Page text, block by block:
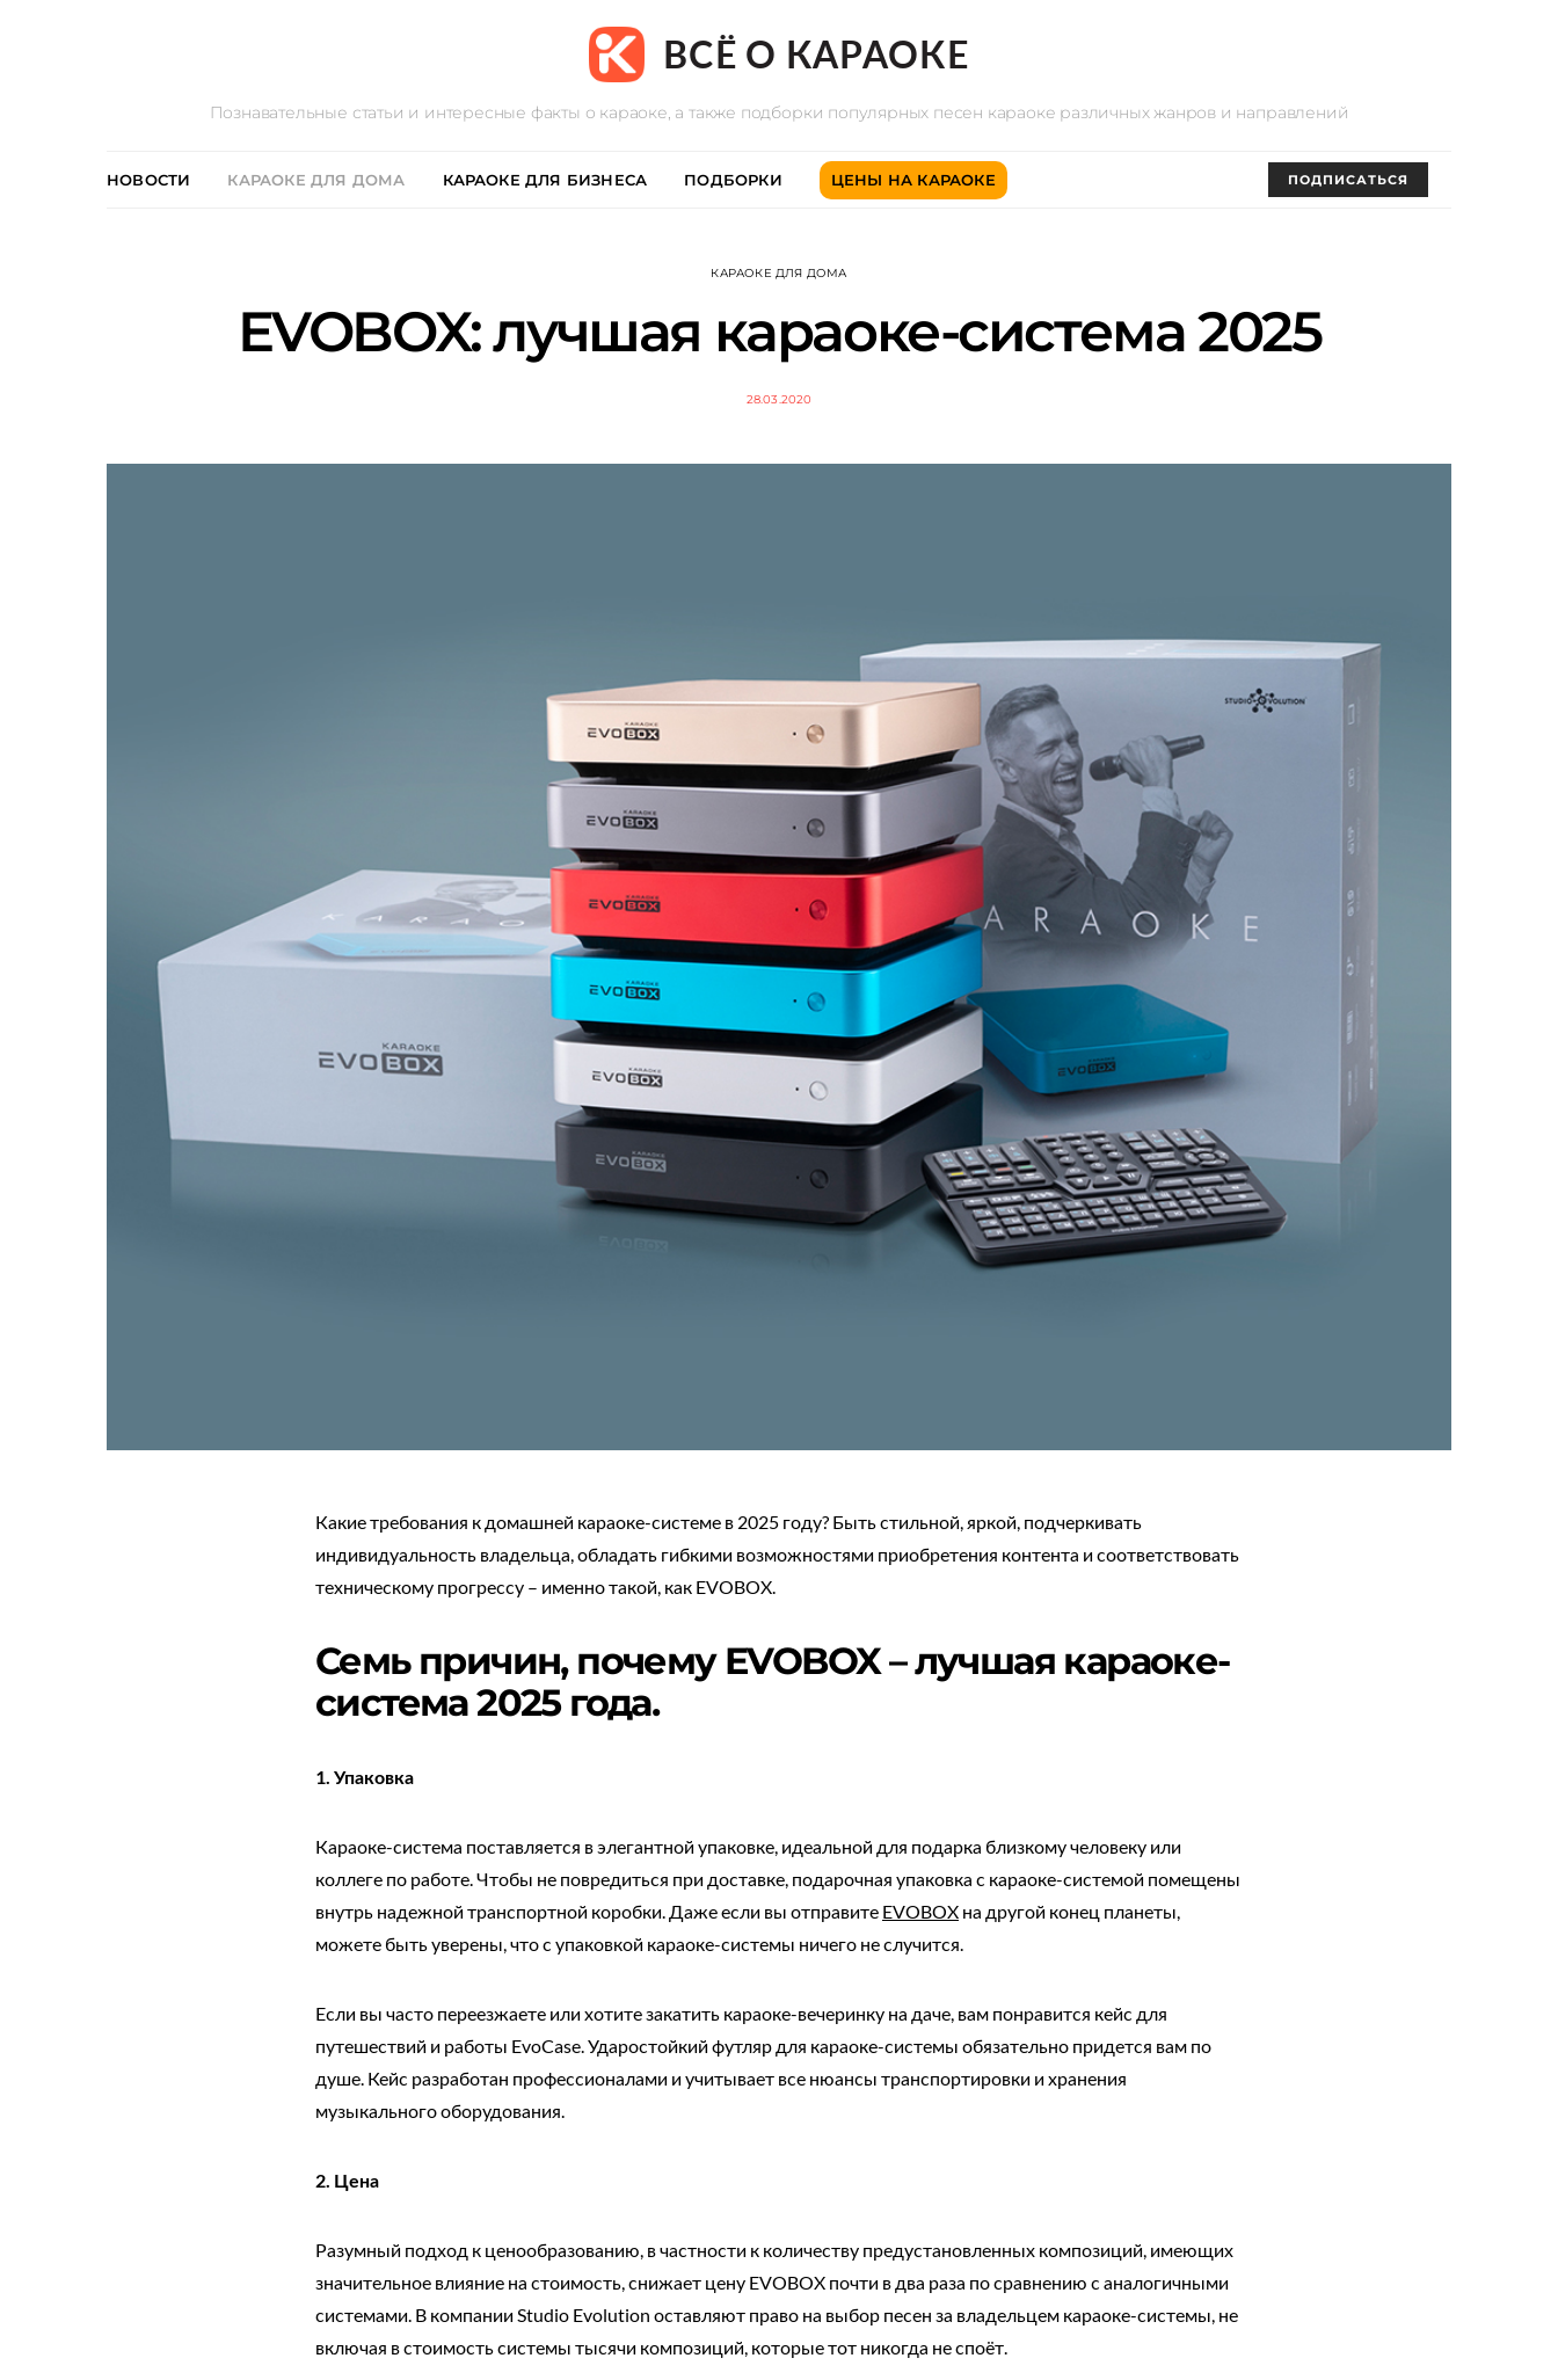
ВСЁ О КАРАОКЕ
Познавательные статьи и интересные факты о караоке, а также подборки популярных песен караоке различных жанров и направлений
НОВОСТИ КАРАОКЕ ДЛЯ ДОМА КАРАОКЕ ДЛЯ БИЗНЕСА ПОДБОРКИ ЦЕНЫ НА КАРАОКЕ ПОДПИСАТЬСЯ
КАРАОКЕ ДЛЯ ДОМА
EVOBOX: лучшая караоке-система 2025
28.03.2020
Какие требования к домашней караоке-системе в 2025 году? Быть стильной, яркой, подчеркивать
индивидуальность владельца, обладать гибкими возможностями приобретения контента и соответствовать
техническому прогрессу – именно такой, как EVOBOX.
Семь причин, почему EVOBOX – лучшая караоке-
система 2025 года.
1. Упаковка
Караоке-система поставляется в элегантной упаковке, идеальной для подарка близкому человеку или
коллеге по работе. Чтобы не повредиться при доставке, подарочная упаковка с караоке-системой помещены
внутрь надежной транспортной коробки. Даже если вы отправите EVOBOX на другой конец планеты,
можете быть уверены, что с упаковкой караоке-системы ничего не случится.
Если вы часто переезжаете или хотите закатить караоке-вечеринку на даче, вам понравится кейс для
путешествий и работы EvoCase. Ударостойкий футляр для караоке-системы обязательно придется вам по
душе. Кейс разработан профессионалами и учитывает все нюансы транспортировки и хранения
музыкального оборудования.
2. Цена
Разумный подход к ценообразованию, в частности к количеству предустановленных композиций, имеющих
значительное влияние на стоимость, снижает цену EVOBOX почти в два раза по сравнению с аналогичными
системами. В компании Studio Evolution оставляют право на выбор песен за владельцем караоке-системы, не
включая в стоимость системы тысячи композиций, которые тот никогда не споёт.